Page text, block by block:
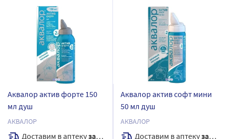
Аквалор актив форте 150
мл душ
АКВАЛОР
Доставим в аптекузавтра
Аквалор актив софт мини
50 мл душ
АКВАЛОР
Доставим в аптекузавтра